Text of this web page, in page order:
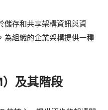
儲存和共享架構資訊與資
為組織的企業架構提供一種
及其階段